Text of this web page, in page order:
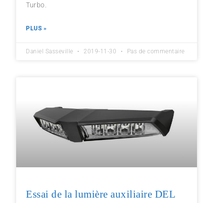
Turbo.
PLUS »
Daniel Sasseville 2019-11-30 Pas de commentaire
Essai de la lumière auxiliaire DEL